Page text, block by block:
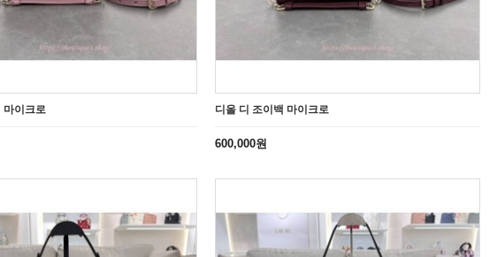
마이크로 디올 디 조이백 마이크로
600,000원